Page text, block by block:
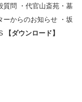
質問 ・代官山斎苑・墓
ーからのお知らせ ・坂
【ダウンロード】